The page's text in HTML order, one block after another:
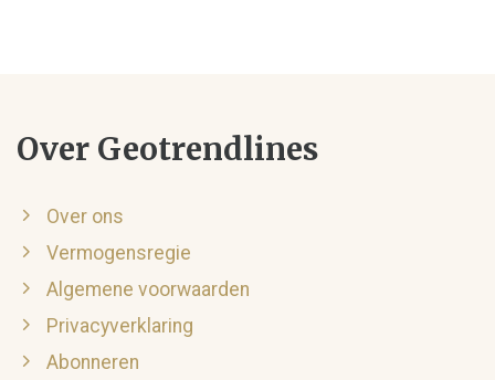
Over Geotrendlines
Over ons
Vermogensregie
Algemene voorwaarden
Privacyverklaring
Abonneren